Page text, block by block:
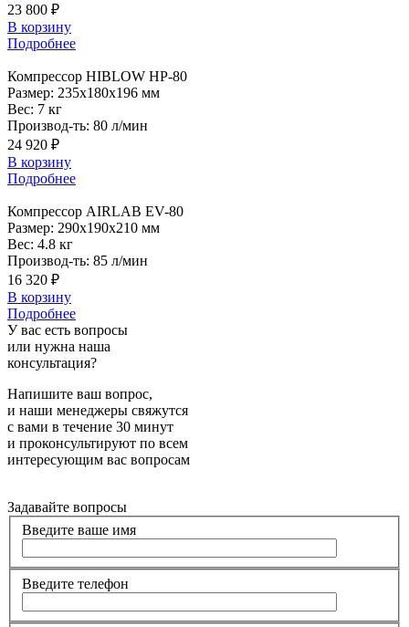
23 800 ₽
В корзину
Подробнее
Компрессор HIBLOW HP-80
Размер: 235x180x196 мм
Вес: 7 кг
Производ-ть: 80 л/мин
24 920 ₽
В корзину
Подробнее
Компрессор AIRLAB EV-80
Размер: 290x190x210 мм
Вес: 4.8 кг
Производ-ть: 85 л/мин
16 320 ₽
В корзину
Подробнее
У вас есть вопросы
или нужна наша
консультация?
Напишите ваш вопрос,
и наши менеджеры свяжутся
с вами в течение 30 минут
и проконсультируют по всем
интересующим вас вопросам
Задавайте вопросы
Введите ваше имя
Введите телефон